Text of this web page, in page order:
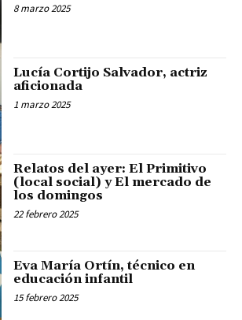
8 marzo 2025
Lucía Cortijo Salvador, actriz
aficionada
1 marzo 2025
Relatos del ayer: El Primitivo
(local social) y El mercado de
los domingos
22 febrero 2025
Eva María Ortín, técnico en
educación infantil
15 febrero 2025